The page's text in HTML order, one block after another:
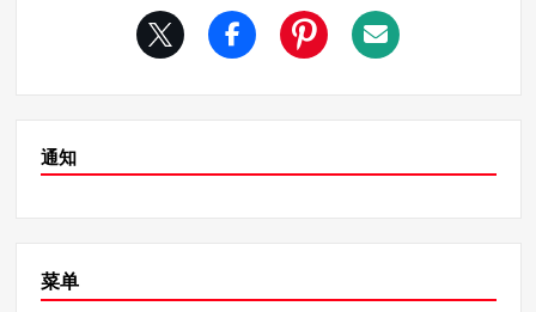
“灵魂攻击 “的概念有关。裕二展示的能力似乎可以让他直
接与灵魂互动，这可能会对淑乃构成严重威胁。例如，在
涩谷事件中，裕二展示了感知和识别灵魂轮廓的能力。 作
苏库纳在接触他时如此谨慎。 5.淑娜的 “手臂 “能力及其与
谨慎。 此外，这只手臂的能力还能与虞姬的 “被诅咒的血
怜的样子后，在伊塔多利的手中消失了，但留下了一句
话：“不要小看我，我是个诅咒”。这表明淑娜可能还没有
现实 关于 “梦的终结 “这个标题，最重要的一点是小惠的梦
是否反映了现实。第 268 章之后所描写的事件，即所谓小
Megumi 梦境的结果。 第 271 章将揭示 “柔术开山 “的真正
含义 第 271 章的一个重点是，“柔术开山 “这个名称本身可
通知
菜单